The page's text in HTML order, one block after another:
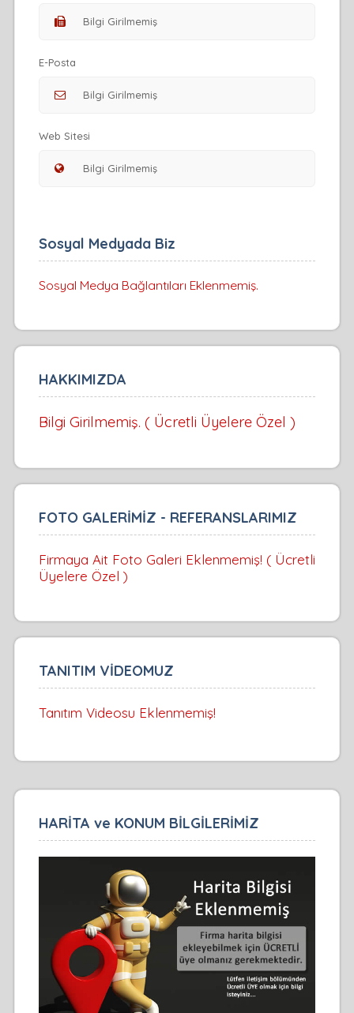
E-Posta
Web Sitesi
Sosyal Medyada Biz
Sosyal Medya Bağlantıları Eklenmemiş.
HAKKIMIZDA
Bilgi Girilmemiş. ( Ücretli Üyelere Özel )
FOTO GALERİMİZ - REFERANSLARIMIZ
Firmaya Ait Foto Galeri Eklenmemiş! ( Ücretli
Üyelere Özel )
TANITIM VİDEOMUZ
Tanıtım Videosu Eklenmemiş!
HARİTA ve KONUM BİLGİLERİMİZ